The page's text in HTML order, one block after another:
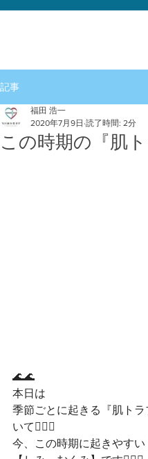
記事
この時期の『肌ト
福田 浩一
2020年7月9日 読了時間: 2分
🌊🌊
本日は
季節ごとに起きる『肌トラ
いて🙋🏻‍♀️
今、この時期に起きやすい